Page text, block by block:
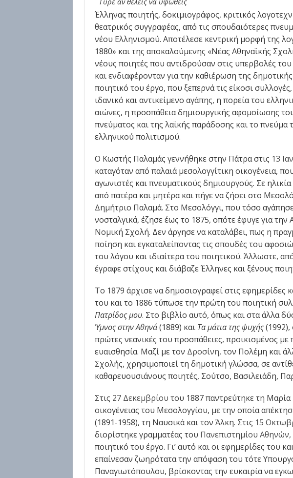
Έλληνας ποιητής, δοκιμιογράφος, κριτικός
θεατρικός συγγραφέας, από τις σπουδαιότερες
νέου Ελληνισμού. Αποτέλεσε κεντρική μορφή της
1880» και της αποκαλούμενης «Νέας Αθηναϊκής
νέους ποιητές που αντιδρούσαν στις υπερβολές
και ενδιαφέρονταν για την καθιέρωση της
ποιητικό του έργο, που ξεπερνά τις είκοσι
ιδανικό και αντικείμενο αγάπης, η πορεία του
αιώνες, η προσπάθεια δημιουργικής αφομοίωσης
πνεύματος και της λαϊκής παράδοσης και το πνεύμα
ελληνικού πολιτισμού.
Ο Κωστής Παλαμάς γεννήθηκε στην Πάτρα στις 13
καταγόταν από παλαιά μεσολογγίτικη οικογένεια,
αγωνιστές και πνευματικούς δημιουργούς. Σε
από πατέρα και μητέρα και πήγε να ζήσει στο
Δημήτριο Παλαμά. Στο Μεσολόγγι, που τόσο
νοσταλγικά, έζησε έως το 1875, οπότε έφυγε για την
Νομική Σχολή. Δεν άργησε να καταλάβει, πως η
ποίηση και εγκαταλείποντας τις σπουδές του
του λόγου και ιδιαίτερα του ποιητικού. Άλλωστε,
έγραφε στίχους και διάβαζε Έλληνες και ξένους
Το 1879 άρχισε να δημοσιογραφεί στις εφημερίδες
του και το 1886 τύπωσε την πρώτη του ποιητική
Πατρίδος μου. Στο βιβλίο αυτό, όπως και στα άλλα
Ύμνος στην Αθηνά(1889) και Τα μάτια της ψυχής(1992),
πρώτες νεανικές του προσπάθειες, προικισμένος με
ευαισθησία. Μαζί με τον Δροσίνη, τον Πολέμη και
Σχολής, χρησιμοποιεί τη δημοτική γλώσσα, σε
καθαρευουσιάνους ποιητές, Σούτσο, Βασιλειάδη,
Στις 27 Δεκεμβρίου του 1887 παντρεύτηκε τη
οικογένειας του Μεσολογγίου, με την οποία
(1891-1958), τη Ναυσικά και τον Άλκη. Στις 15
διορίστηκε γραμματέας του Πανεπιστημίου Αθηνών
ποιητικό του έργο. Γι’ αυτό και οι εφημερίδες του
επαίνεσαν ζωηρότατα την απόφαση του τότε
Παναγιωτόπουλου, βρίσκοντας την ευκαιρία να